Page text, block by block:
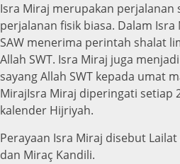
Isra Miraj merupakan perjalanan
perjalanan fisik biasa. Dalam
SAW menerima perintah shalat
Allah SWT. Isra Miraj juga
sayang Allah SWT kepada umat
MirajIsra Miraj diperingati setiap
kalender Hijriyah.
Perayaan Isra Miraj disebut Lailat
dan Miraç Kandili.